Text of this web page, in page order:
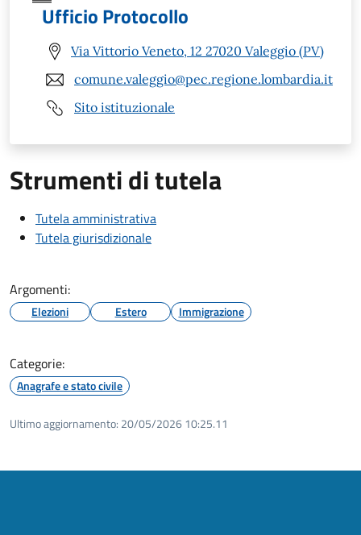
Ufficio Protocollo
Via Vittorio Veneto, 12 27020 Valeggio (PV)
comune.valeggio@pec.regione.lombardia.it
Sito istituzionale
Strumenti di tutela
Tutela amministrativa
Tutela giurisdizionale
Argomenti:
Elezioni Estero Immigrazione
Categorie:
Anagrafe e stato civile
Ultimo aggiornamento: 20/05/2026 10:25.11